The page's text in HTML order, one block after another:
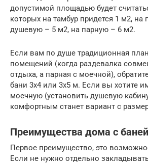
допустимой площадью будет
которых на тамбур придется 1 м2, на
душевую – 5 м2, на парную – 6 м2.
Если вам по душе традиционная
помещений (когда раздевалка
отдыха, а парная с моечной),
бани 3х4 или 3х5 м. Если вы хотите
моечную (установить душевую
комфортным станет вариант с
Преимущества дома с
Первое преимущество, это
Если не нужно отдельно